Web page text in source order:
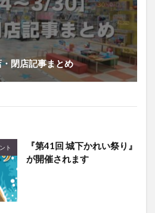
閉店記事まとめ
ト
『第41回 城下かれい祭り』
が開催されます